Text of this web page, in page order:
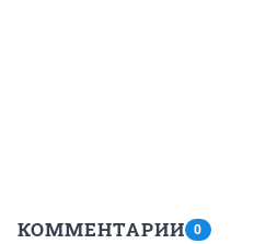
КОММЕНТАРИИ 0